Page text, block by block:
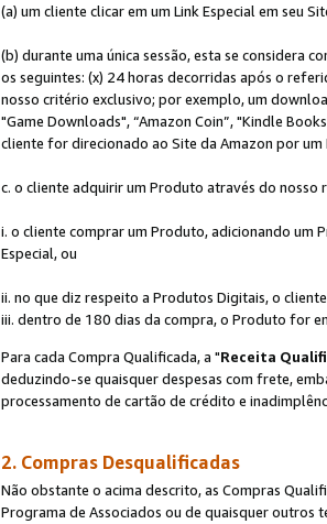
(a) um cliente clicar em um Link Especial em seu
(b) durante uma única sessão, esta se considera
os seguintes: (x) 24 horas decorridas após o
nosso critério exclusivo; por exemplo, um
"Game Downloads", “Amazon Coin”, "Kindle
cliente for direcionado ao Site da Amazon por um
c. o cliente adquirir um Produto através do nosso
i. o cliente comprar um Produto, adicionando um
Especial, ou
ii. no que diz respeito a Produtos Digitais, o
iii. dentro de 180 dias da compra, o Produto for
Para cada Compra Qualificada, a "Receita
deduzindo-se quaisquer despesas com frete,
processamento de cartão de crédito e
2. Compras Desqualificadas
Não obstante o acima descrito, as Compras
Programa de Associados ou de quaisquer outros